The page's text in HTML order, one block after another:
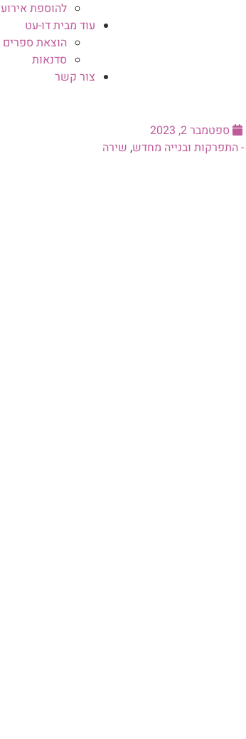
להוספת אירוע
עוד מבית דו-עט
הוצאת ספרים
סדנאות
צור קשר
ספטמבר 2, 2023
, שירה